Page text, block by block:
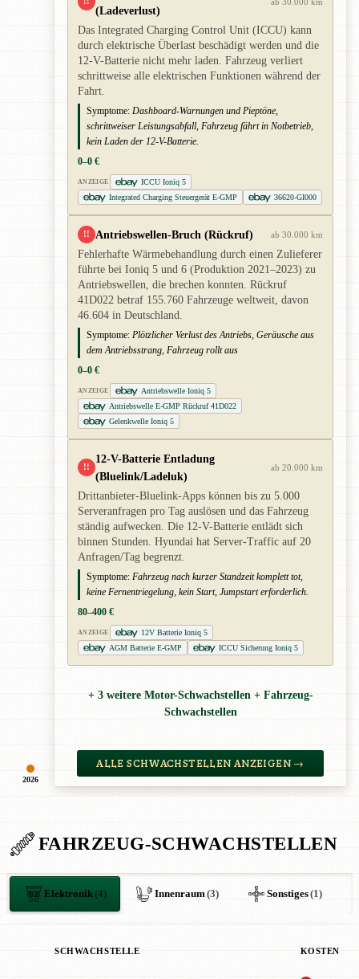
2026
(Ladeverlust)
Das Integrated Charging Control Unit (ICCU) kann
durch elektrische Überlast beschädigt werden und die
12-V-Batterie nicht mehr laden. Fahrzeug verliert
schrittweise alle elektrischen Funktionen während der
Fahrt.
Symptome: Dashboard-Warnungen und Pieptöne,
schrittweiser Leistungsabfall, Fahrzeug fährt in Notbetrieb,
kein Laden der 12-V-Batterie.
0–0 €
ANZEIGE
ICCU Ioniq 5
Integrated Charging Steuergerät E-GMP
36620-GI000
!! Antriebswellen-Bruch (Rückruf) ab 30.000 km
Fehlerhafte Wärmebehandlung durch einen Zulieferer
führte bei Ioniq 5 und 6 (Produktion 2021–2023) zu
Antriebswellen, die brechen konnten. Rückruf
41D022 betraf 155.760 Fahrzeuge weltweit, davon
46.604 in Deutschland.
Symptome: Plötzlicher Verlust des Antriebs, Geräusche aus
dem Antriebsstrang, Fahrzeug rollt aus
0–0 €
ANZEIGE
Antriebswelle Ioniq 5
Antriebswelle E-GMP Rückruf 41D022
Gelenkwelle Ioniq 5
!!
12-V-Batterie Entladung
(Bluelink/Ladeluk)
ab 20.000 km
Drittanbieter-Bluelink-Apps können bis zu 5.000
Serveranfragen pro Tag auslösen und das Fahrzeug
ständig aufwecken. Die 12-V-Batterie entlädt sich
binnen Stunden. Hyundai hat Server-Traffic auf 20
Anfragen/Tag begrenzt.
Symptome: Fahrzeug nach kurzer Standzeit komplett tot,
keine Fernentriegelung, kein Start, Jumpstart erforderlich.
80–400 €
ANZEIGE
12V Batterie Ioniq 5
AGM Batterie E-GMP
ICCU Sicherung Ioniq 5
+ 3 weitere Motor-Schwachstellen + Fahrzeug-
Schwachstellen
ALLE SCHWACHSTELLEN ANZEIGEN →
FAHRZEUG-SCHWACHSTELLEN
Elektronik(4) Innenraum (3) Sonstiges(1)
SCHWACHSTELLE KOSTEN